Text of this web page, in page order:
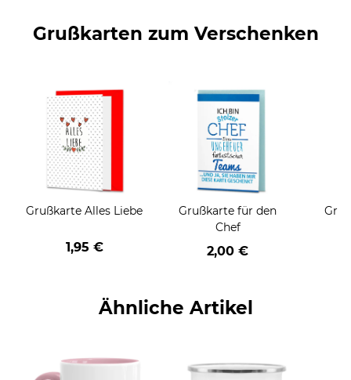
Grußkarten zum Verschenken
Grußkarte Alles Liebe
1,95 €
Grußkarte für den
Chef
2,00 €
Ähnliche Artikel